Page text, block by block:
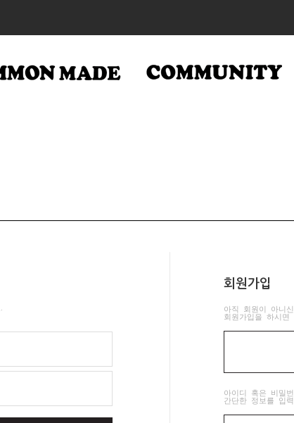
회원가입
아직 회원이 아니신
회원가입을 하시
아이디 혹은 비밀
간단한 정보를 입